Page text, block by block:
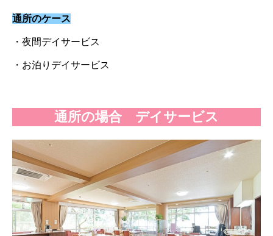
通所のケース
・夜間デイサービス
・お泊りデイサービス
通所の場合 デイサービス